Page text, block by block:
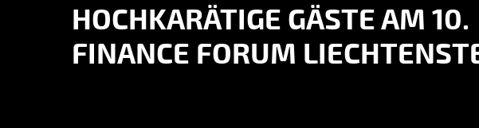
HOCHKARÄTIGE GÄSTE AM 10.
FINANCE FORUM